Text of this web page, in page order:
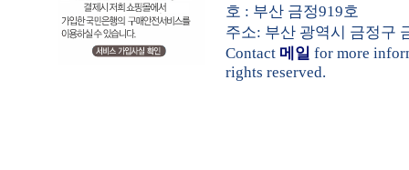
호 : 부산 금정919호
주소: 부산 광역시 금정구
Contact 메일 for more
rights reserved.